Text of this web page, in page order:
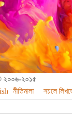
© ২০০৬-২০১৫
নীতিমালা সচলে